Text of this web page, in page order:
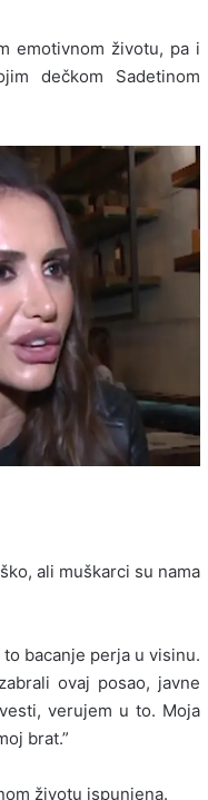
emotivnom životu, pa i
dečkom Sadetinom
ali muškarci su nama
bacanje perja u visinu.
ovaj posao, javne
verujem u to. Moja
brat.”
životu ispunjena.